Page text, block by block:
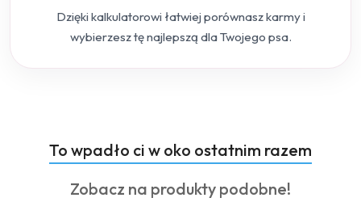
Dzięki kalkulatorowi łatwiej porównasz karmy i
wybierzesz tę najlepszą dla Twojego psa.
Pomiń karuzelę produktów
Produkty
o
statusie:
To wpadło ci w oko ostatnim razem
Produkty
Zobacz na produkty podobne!